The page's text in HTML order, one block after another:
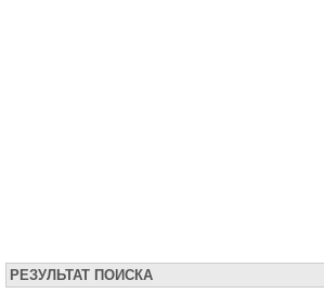
РЕЗУЛЬТАТ ПОИСКА